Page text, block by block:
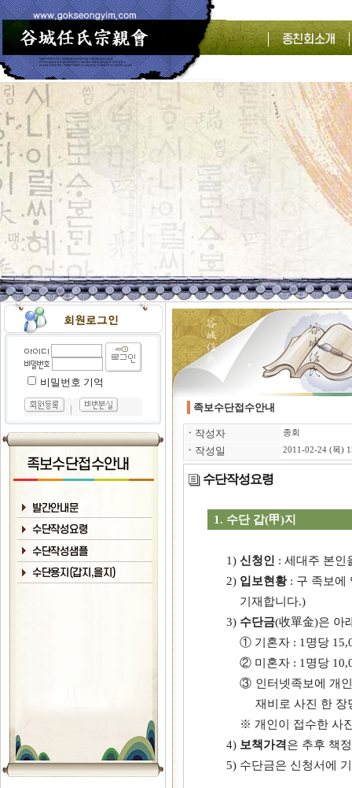
비밀번호 기억
족보수단접수안내
ㆍ 작성자 종회
ㆍ 작성일 2011-02-24 (목)
수단작성요령
1. 수단 갑(甲)지
1)신청인
: 세대주 본인
2) 입보현황: 구 족보에
기재합니다.)
3) 수단금(收單金)은 아
① 기혼자 : 1명당
② 미혼자 : 1명당
③ 인터넷족보에 개
재비로 사진 한 장
※ 개인이 접수한 사
4) 보책가격은 추후 책
5) 수단금은 신청서에